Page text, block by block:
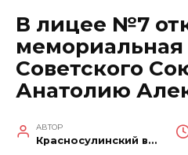
В лицее №7
Советского
Анатолию
АВТОР
Красносулинский вестник